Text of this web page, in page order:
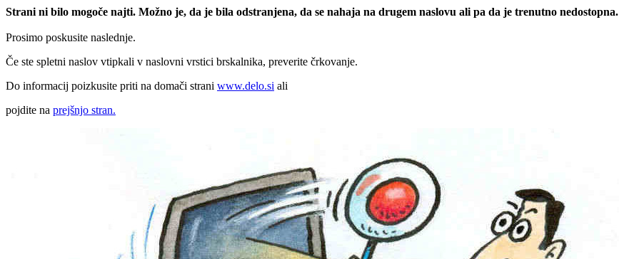
Strani ni bilo mogoče najti. Možno je, da je bila odstranjena, da se nahaja na drugem naslovu ali pa da je trenutno nedostopna.
Prosimo poskusite naslednje.
Če ste spletni naslov vtipkali v naslovni vrstici brskalnika, preverite črkovanje.
Do informacij poizkusite priti na domači strani www.delo.si ali
pojdite na prejšnjo stran.